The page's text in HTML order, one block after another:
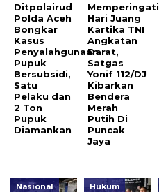
Ditpolairud
Polda Aceh
Bongkar
Kasus
Penyalahgunaan
Pupuk
Bersubsidi,
Satu
Pelaku dan
2 Ton
Pupuk
Diamankan
Memperingati
Hari Juang
Kartika TNI
Angkatan
Darat,
Satgas
Yonif 112/DJ
Kibarkan
Bendera
Merah
Putih Di
Puncak
Jaya
Nasional Hukum